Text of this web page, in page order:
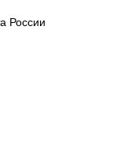
России